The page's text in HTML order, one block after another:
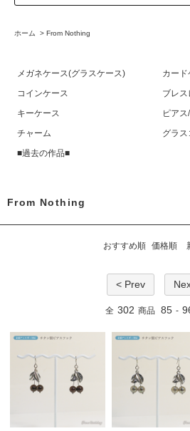
ホーム > From Nothing
メガネケース(グラスケース)
カード
コインケース
ブレス
キーケース
ピア
チャーム
グラス
■過去の作品■
From Nothing
おすすめ順 価格順
< Prev
全 302 商品 85 -